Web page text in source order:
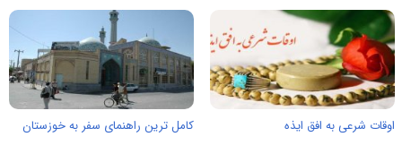
اوقات شرعی به افق ایذه کامل ترین راهنمای سفر به خوزستان